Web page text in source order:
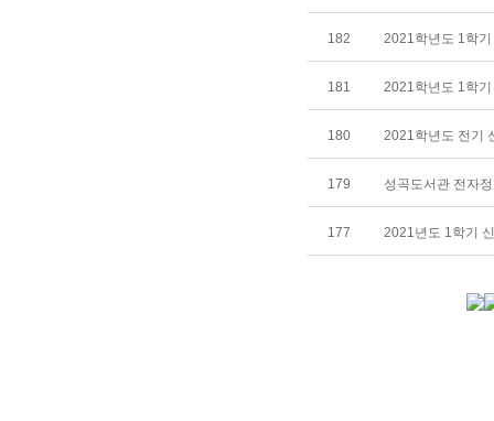
182 2021학년도 1학
181 2021학년도 1학
180 2021학년도 전기
179 성곡도서관 전자
177 2021년도 1학기